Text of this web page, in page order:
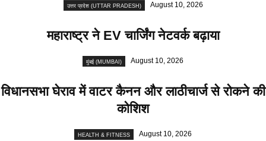
उत्तर प्रदेश (UTTAR PRADESH) August 10, 2026
महाराष्ट्र ने EV चार्जिंग नेटवर्क बढ़ाया
मुंबई (MUMBAI) August 10, 2026
विधानसभा घेराव में वाटर कैनन और लाठीचार्ज से रोकने की
कोशिश
HEALTH & FITNESS August 10, 2026